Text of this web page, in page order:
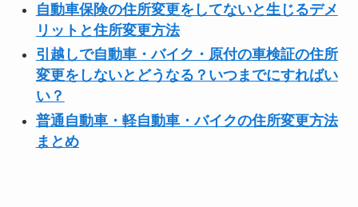
自動車保険の住所変更をしてないと生じるデメ
リットと住所変更方法
引越しで自動車・バイク・原付の車検証の住所
変更をしないとどうなる？いつまでにすればい
い？
普通自動車・軽自動車・バイクの住所変更方法
まとめ